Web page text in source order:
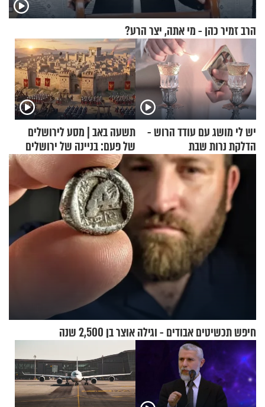
הרב זמיר כהן - מי אתה, יצר הרע?
יש לי מושג עם עודד הרוש -
הדלקת נרות שבת
תשעה באב | מסע לירושלים
של פעם: בניינה של ירושלים
חיפש תכשיטים אבודים - וגילה אוצר בן 2,500 שנה